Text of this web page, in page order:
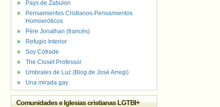
Pays de Zabulon
Pensamientos Cristianos-Pensamientos
Homoeróticos
Père Jonathan (francés)
Refugio Interior
Soy Cofrade
The Closet Professor
Umbrales de Luz (Blog de José Arregi)
Una mirada gay
Comunidades e Iglesias cristianas LGTBI+